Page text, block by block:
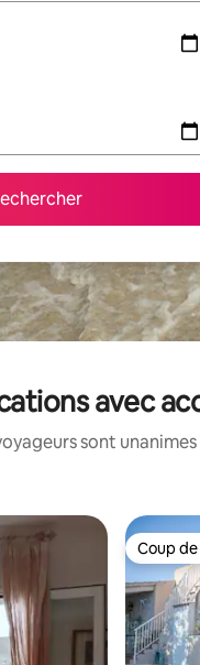
avec
sont
Coup
Coup